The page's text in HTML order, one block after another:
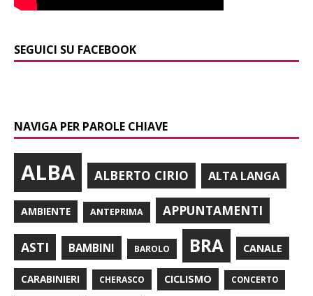
SEGUICI SU FACEBOOK
NAVIGA PER PAROLE CHIAVE
ALBA ALBERTO CIRIO ALTA LANGA
AMBIENTE ANTEPRIMA APPUNTAMENTI
ASTI BAMBINI BAROLO BRA CANALE
CARABINIERI CHERASCO CICLISMO CONCERTO